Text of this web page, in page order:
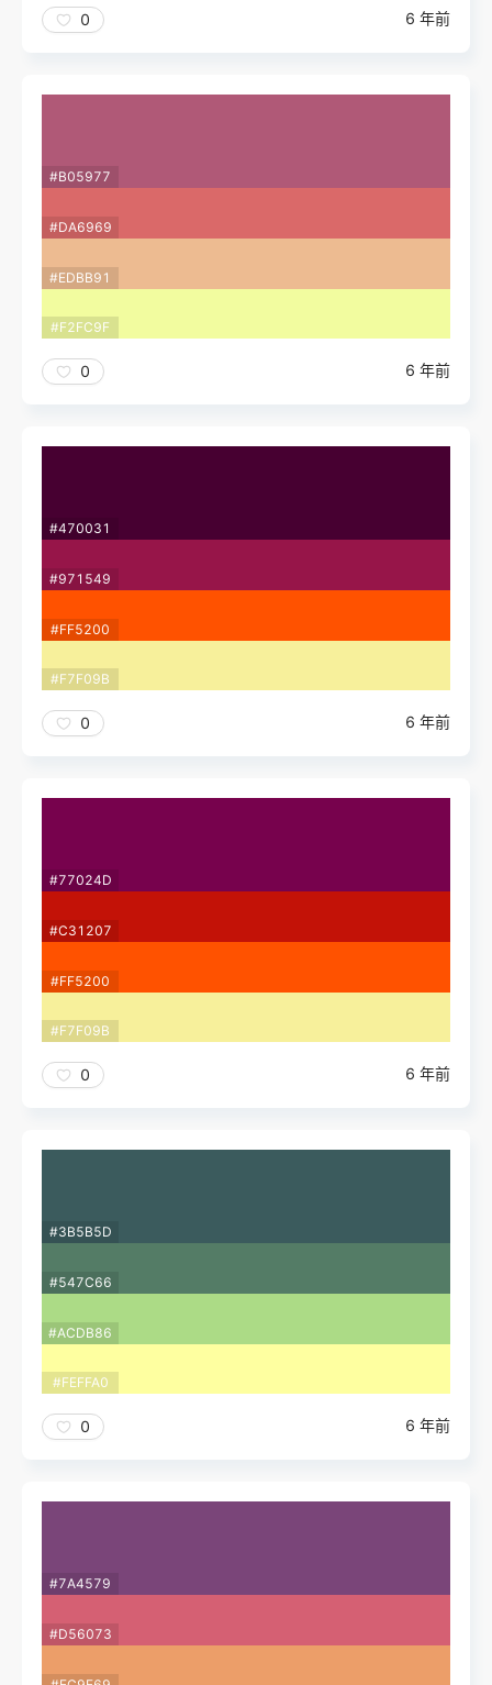
0 6 年前
#B05977
#DA6969
#EDBB91
#F2FC9F
0 6 年前
#470031
#971549
#FF5200
#F7F09B
0 6 年前
#77024D
#C31207
#FF5200
#F7F09B
0 6 年前
#3B5B5D
#547C66
#ACDB86
#FEFFA0
0 6 年前
#7A4579
#D56073